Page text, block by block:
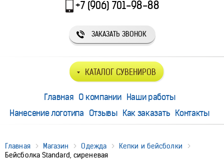
+7 (906) 701-98-88
ЗАКАЗАТЬ ЗВОНОК
КАТАЛОГ СУВЕНИРОВ
Главная О компании Наши работы
Нанесение логотипа Отзывы Как заказать Контакты
Главная Магазин Одежда
Кепки и бейсболки
Бейсболка Standard, сиреневая